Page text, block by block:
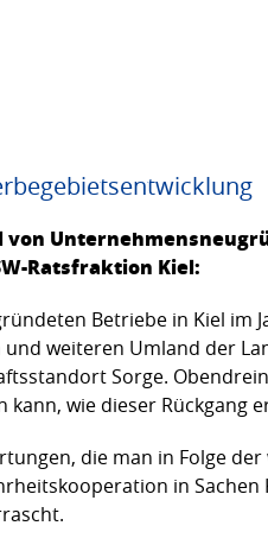
Ratsfraktion Kiel:
Betriebe in Kiel im
weiteren Umland der
Sorge.
wie dieser Rückgang
die man in Folge
in